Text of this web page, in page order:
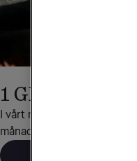
1 GB surf med
I vårt mobilabonnemang
månad när du reser till det